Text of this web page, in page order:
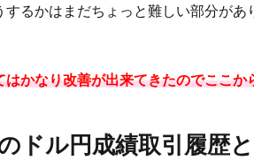
するかはまだちょっと難しい部分が
はかなり改善が出来てきたのでここ
ドル円成績取引履歴